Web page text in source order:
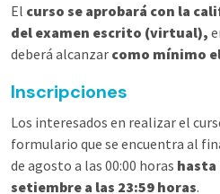
El curso se aprobará con la
del examen escrito (virtual),
deberá alcanzar como mínimo
Inscripciones
Los interesados en realizar el
formulario que se encuentra al
de agosto a las 00:00 horas hasta
setiembre a las 23:59 horas.